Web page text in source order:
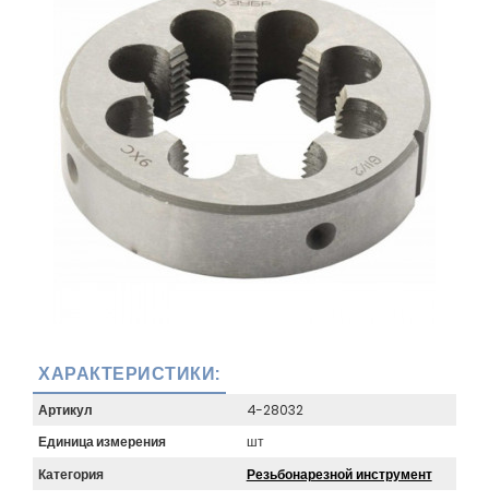
ХАРАКТЕРИСТИКИ:
Артикул
4-28032
Единица измерения
шт
Категория
Резьбонарезной инструмент